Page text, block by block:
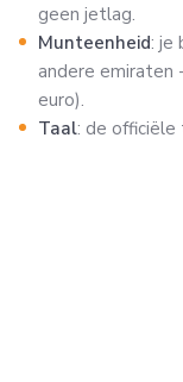
geen jetlag.
Munteenheid: je
andere emiraten
euro).
Taal: de officiële